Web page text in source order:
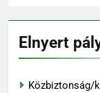
Elnyert
Közbiztonság/